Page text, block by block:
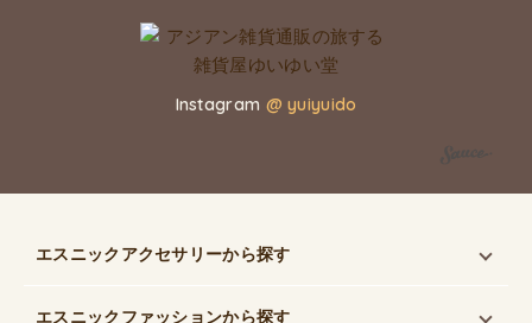
Instagram @ yuiyuido
エスニックアクセサリーから探す
エスニックファッションから探す